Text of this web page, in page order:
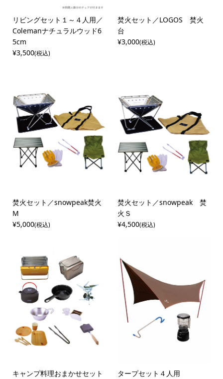
リビングセット１～４人用／
Colemanナチュラルウッド6
5cm
¥3,500(税込)
焚火セット／LOGOS 焚火
台
¥3,000(税込)
焚火セット／snowpeak焚火
М
¥5,000(税込)
焚火セット／snowpeak 焚
火Ｓ
¥4,500(税込)
キャンプ料理おまかせセット
タープセット４人用